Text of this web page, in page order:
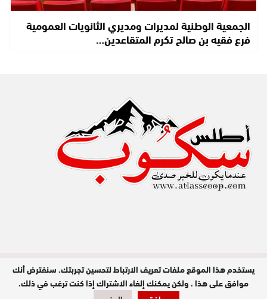
الجمعية الوطنية لمديرات ومديري الثانويات العمومية
فرع فقيه بن صالح تكرم المتقاعدين…
مدير النشر : عبد الله عزي / جميع الحقوق
محفوظة © 2026
يستخدم هذا الموقع ملفات تعريف الارتباط لتحسين تجربتك. سنفترض أنك
موافق على هذا ، ولكن يمكنك إلغاء الاشتراك إذا كنت ترغب في ذلك.